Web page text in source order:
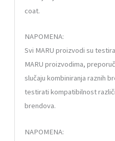
coat.
NAPOMENA:
Svi MARU proizvodi su
MARU proizvodima,
slučaju kombiniranja raznih
testirati kompatibilnost
brendova.
NAPOMENA: